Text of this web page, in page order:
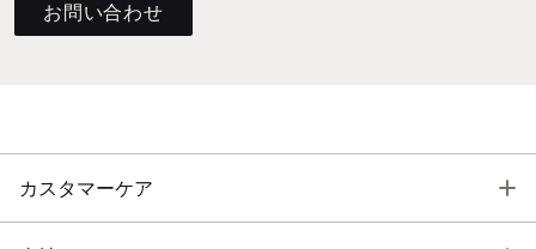
お問い合わせ
カスタマーケア